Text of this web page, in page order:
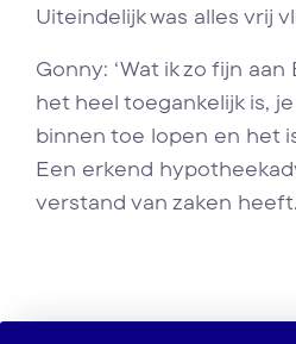
Uiteindelijk was alles vrij
Gonny: ‘Wat ik zo fijn
het heel toegankelijk is,
binnen toe lopen en het
Een erkend
verstand van zaken